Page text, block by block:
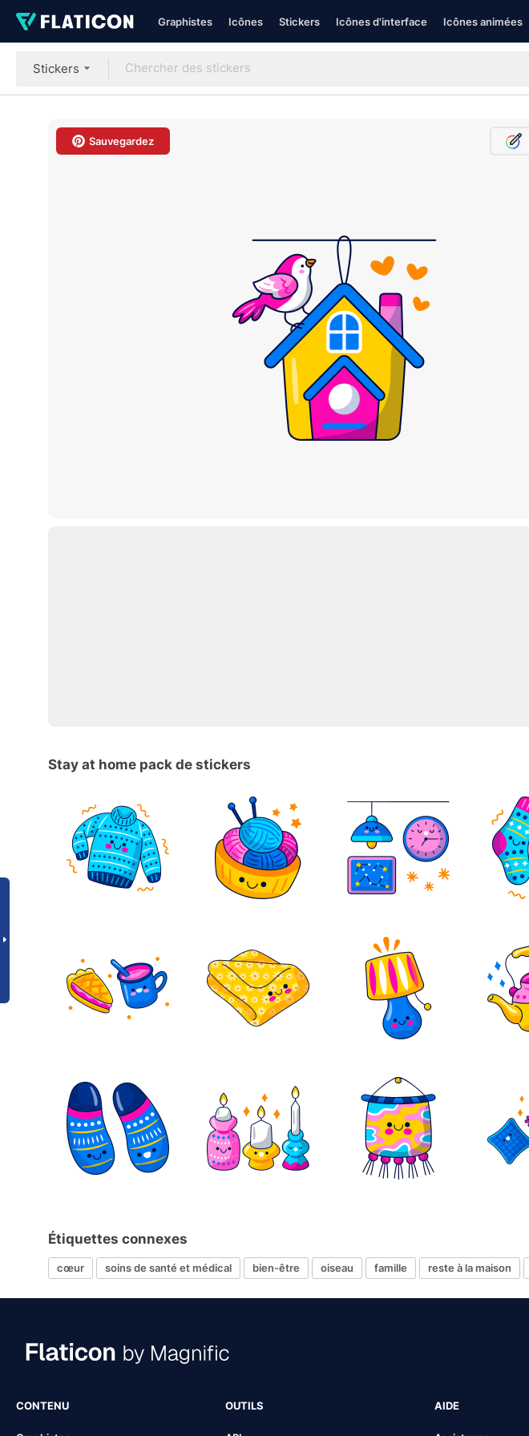
Graphistes Icônes Stickers Icônes d'interface Icônes animées
Stickers
Sauvegardez
Stay at home pack de stickers
Étiquettes connexes
cœur soins de santé et médical bien-être oiseau famille reste à la maison
CONTENU OUTILS AIDE